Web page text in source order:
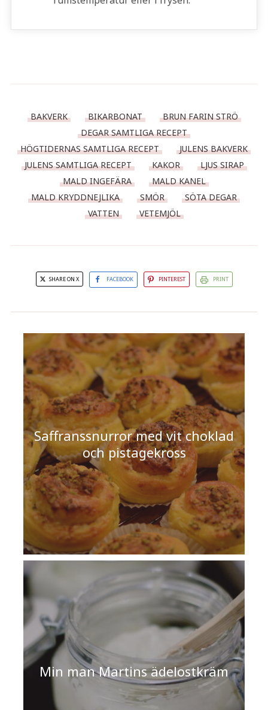
BAKVERK BIKARBONAT
BRUN FARIN STRÖ
DEGAR SAMTLIGA RECEPT
HÖGTIDERNAS SAMTLIGA RECEPT
JULENS BAKVERK
JULENS SAMTLIGA RECEPT
KAKOR
LJUS SIRAP
MALD INGEFÄRA
MALD KANEL
MALD KRYDDNEJLIKA
SMÖR
SÖTA DEGAR
VATTEN
VETEMJÖL
SHARE ON X FACEBOOK PINTEREST PRINT
Saffranssnurror med vit choklad
och pistagekross
Min man Martins ädelostkräm